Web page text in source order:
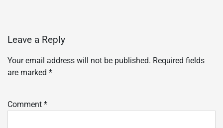
Leave a Reply
Your email address will not be published. Required fields
are marked *
Comment *